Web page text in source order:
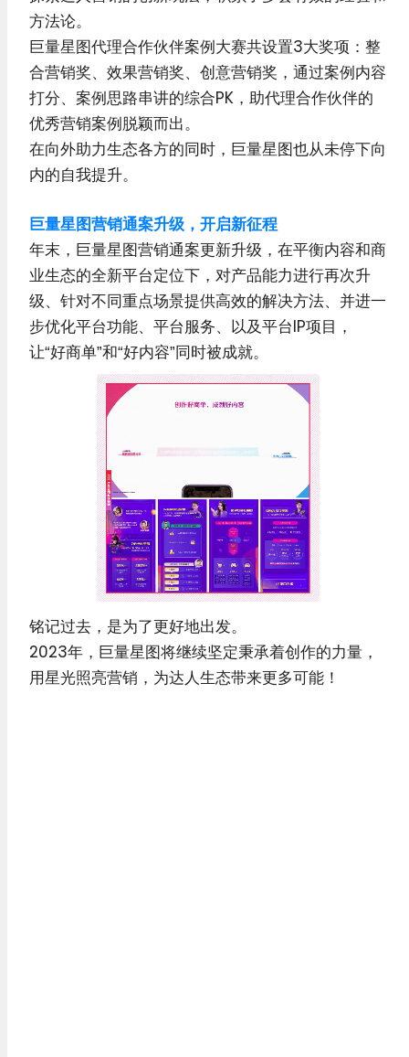
方法论。
巨量星图代理合作伙伴案例大赛共设置3大奖项：整
合营销奖、效果营销奖、创意营销奖，通过案例内容
打分、案例思路串讲的综合PK，助代理合作伙伴的
优秀营销案例脱颖而出。
在向外助力生态各方的同时，巨量星图也从未停下向
内的自我提升。
巨量星图营销通案升级，开启新征程
年末，巨量星图营销通案更新升级，在平衡内容和商
业生态的全新平台定位下，对产品能力进行再次升
级、针对不同重点场景提供高效的解决方法、并进一
步优化平台功能、平台服务、以及平台IP项目，
让“好商单”和“好内容”同时被成就。
铭记过去，是为了更好地出发。
2023年，巨量星图将继续坚定秉承着创作的力量，
用星光照亮营销，为达人生态带来更多可能！